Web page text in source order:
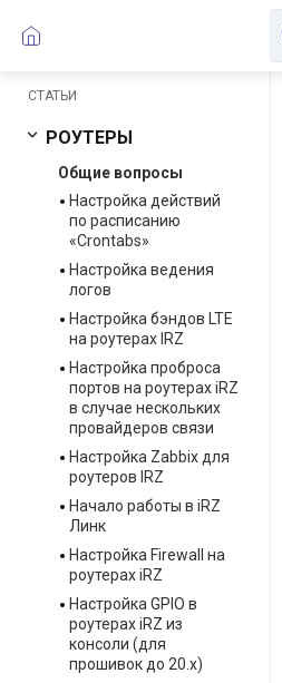
СТАТЬИ
РОУТЕРЫ
Общие вопросы
Настройка действий
по расписанию
«Crontabs»
Настройка ведения
логов
Настройка бэндов LTE
на роутерах IRZ
Настройка проброса
портов на роутерах iRZ
в случае нескольких
провайдеров связи
Настройка Zabbix для
роутеров IRZ
Начало работы в iRZ
Линк
Настройка Firewall на
роутерах iRZ
Настройка GPIO в
роутерах iRZ из
консоли (для
прошивок до 20.х)